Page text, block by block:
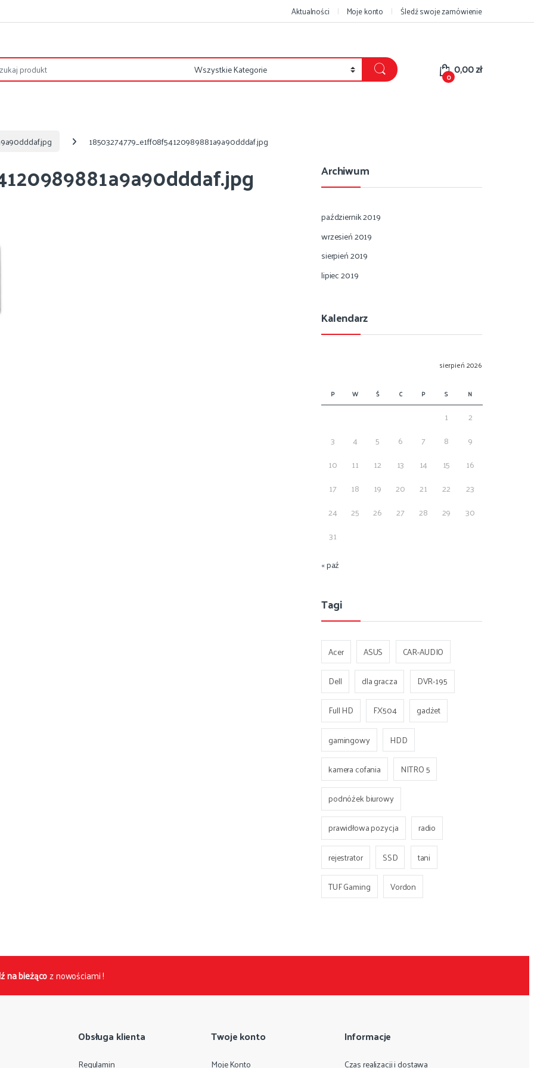
Aktualności Moje konto Śledź swoje zamówienie
0 0,00zł
18503274779_e1ff08f54120989881a9a90dddaf.jpg
Archiwum
październik 2019
wrzesień 2019
sierpień 2019
lipiec 2019
Kalendarz
sierpień 2026
P W Ś C P S N
1
2
3
4 5 6 7 8
9
10
11 12 13 14 15
16
17
18 19 20 21 22
23
24
25 26 27 28 29
30
31
« paź
Tagi
Acer ASUS
CAR-AUDIO
Dell
dla gracza
DVR-195
Full HD
FX504
gadżet
gamingowy
HDD
kamera cofania
NITRO 5
podnóżek biurowy
prawidłowa pozycja
radio
rejestrator
SSD
tani
TUF Gaming
Vordon
na bieżącoz nowościami !
Obsługa klienta
Regulamin
Twoje konto
Moje Konto
Informacje
Czas realizacji i dostawa